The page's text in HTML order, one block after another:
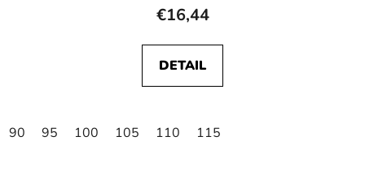
€16,44
DETAIL
90 95 100 105 110 115